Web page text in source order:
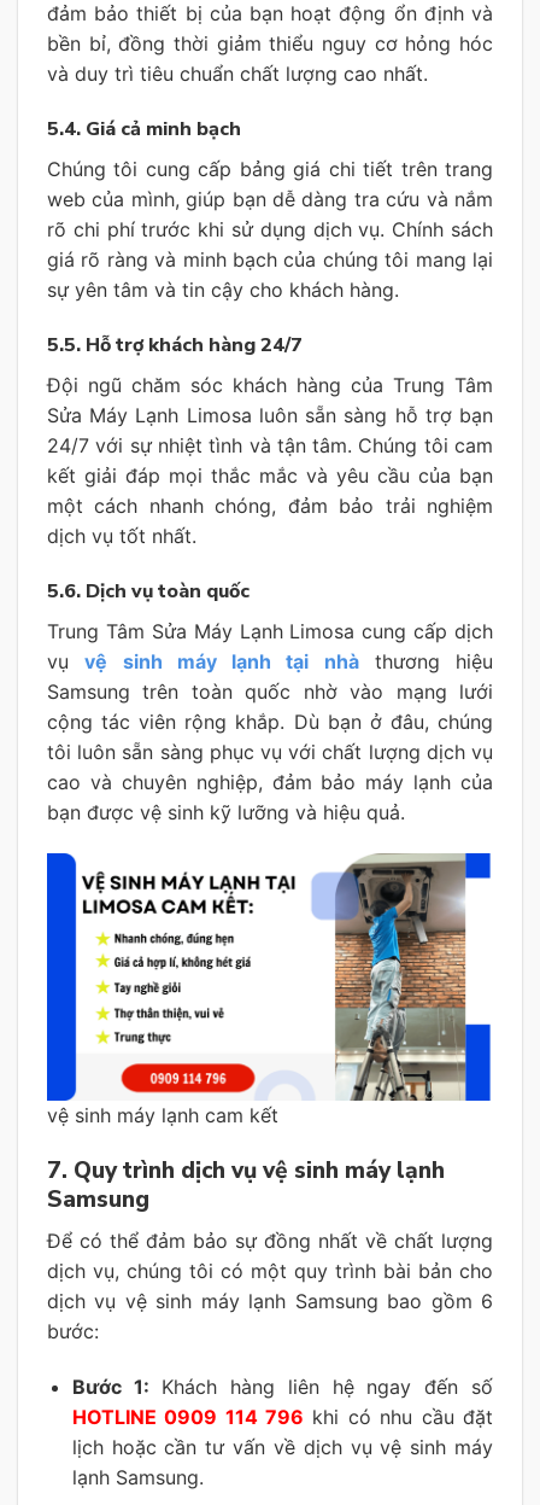
đảm bảo thiết bị của bạn hoạt động ổn định và
bền bỉ, đồng thời giảm thiểu nguy cơ hỏng hóc
và duy trì tiêu chuẩn chất lượng cao nhất.
5.4. Giá cả minh bạch
Chúng tôi cung cấp bảng giá chi tiết trên trang
web của mình, giúp bạn dễ dàng tra cứu và nắm
rõ chi phí trước khi sử dụng dịch vụ. Chính sách
giá rõ ràng và minh bạch của chúng tôi mang lại
sự yên tâm và tin cậy cho khách hàng.
5.5. Hỗ trợ khách hàng 24/7
Đội ngũ chăm sóc khách hàng của Trung Tâm
Sửa Máy Lạnh Limosa luôn sẵn sàng hỗ trợ bạn
24/7 với sự nhiệt tình và tận tâm. Chúng tôi cam
kết giải đáp mọi thắc mắc và yêu cầu của bạn
một cách nhanh chóng, đảm bảo trải nghiệm
dịch vụ tốt nhất.
5.6. Dịch vụ toàn quốc
Trung Tâm Sửa Máy Lạnh Limosa cung cấp dịch
vụvệ sinh máy lạnh tại nhàthương hiệu
Samsung trên toàn quốc nhờ vào mạng lưới
cộng tác viên rộng khắp. Dù bạn ở đâu, chúng
tôi luôn sẵn sàng phục vụ với chất lượng dịch vụ
cao và chuyên nghiệp, đảm bảo máy lạnh của
bạn được vệ sinh kỹ lưỡng và hiệu quả.
vệ sinh máy lạnh cam kết
7. Quy trình dịch vụ vệ sinh máy lạnh
Samsung
Để có thể đảm bảo sự đồng nhất về chất lượng
dịch vụ, chúng tôi có một quy trình bài bản cho
dịch vụ vệ sinh máy lạnh Samsung bao gồm 6
bước:
Bước 1: Khách hàng liên hệ ngay đến số
HOTLINE 0909 114 796 khi có nhu cầu đặt
lịch hoặc cần tư vấn về dịch vụ vệ sinh máy
lạnh Samsung.